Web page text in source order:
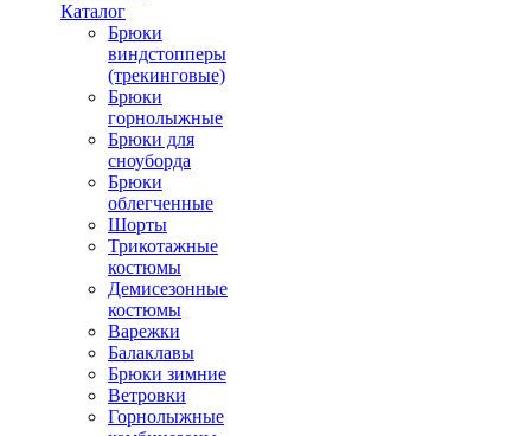
Каталог
Брюки
виндстопперы
(трекинговые)
Брюки
горнолыжные
Брюки для
сноуборда
Брюки
облегченные
Шорты
Трикотажные
костюмы
Демисезонные
костюмы
Варежки
Балаклавы
Брюки зимние
Ветровки
Горнолыжные